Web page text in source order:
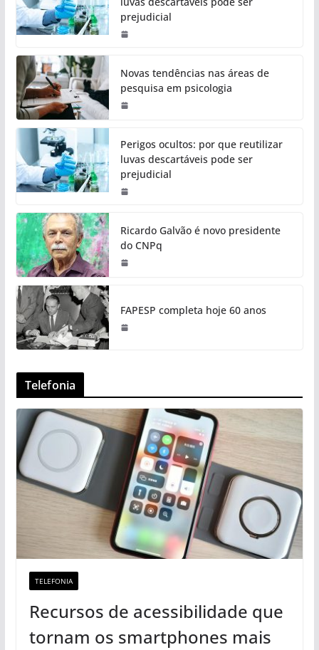
prejudicial
Novas tendências nas áreas de
pesquisa em psicologia
Perigos ocultos: por que reutilizar
luvas descartáveis pode ser
prejudicial
Ricardo Galvão é novo presidente
do CNPq
FAPESP completa hoje 60 anos
Telefonia
TELEFONIA
Recursos de acessibilidade que
tornam os smartphones mais